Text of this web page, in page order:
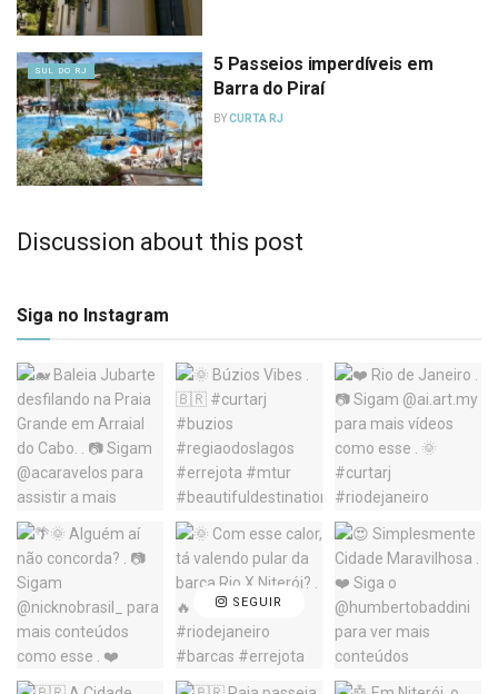
SUL DO RJ
5 Passeios imperdíveis em
Barra do Piraí
BYCURTA RJ
Discussion about this post
Siga no Instagram
SEGUIR